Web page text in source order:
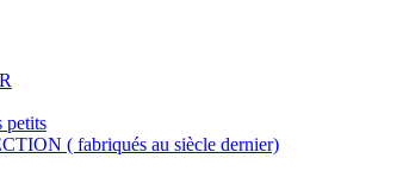
petits
( fabriqués au siècle dernier)